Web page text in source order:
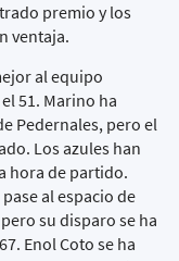
premio y los
ventaja.
al equipo
51. Marino ha
Pedernales, pero el
Los azules han
hora de partido.
al espacio de
su disparo se ha
Enol Coto se ha